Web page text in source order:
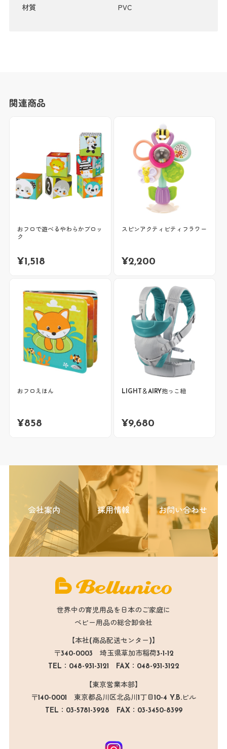
材質
PVC
関連商品
おフロで遊べるやわらかブロッ
ク
¥1,518
スピンアクティビティフラワー
¥2,200
おフロえほん
¥858
LIGHT＆AIRY抱っこ紐
¥9,680
会社案内 採用情報 お問い合わせ
世界中の育児用品を日本のご家庭に
ベビー用品の総合卸会社
【本社(商品配送センター)】
〒340-0003 埼玉県草加市稲荷3-1-12
TEL：048-931-3121 FAX：048-931-3122
【東京営業本部】
〒140-0001 東京都品川区北品川1丁目10-4 Y.B.ビル
TEL：03-5781-3928 FAX：03-3450-8399